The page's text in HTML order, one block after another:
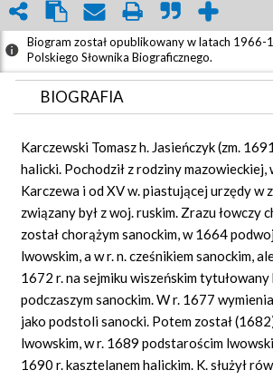
Biogram został opublikowany w latach 1966-
Polskiego Słownika Biograficznego.
BIOGRAFIA
GRAF POWIĄZAŃ
DYSKUSJA
Mapa
Karczewski Tomasz h. Jasieńczyk (zm.
halicki. Pochodził z rodziny mazowieckiej,
Karczewa i od XV w. piastującej urzędy w
związany był z woj. ruskim. Zrazu łowczy
został chorążym sanockim, w 1664
lwowskim, a w r. n. cześnikiem sanockim,
1672 r. na sejmiku wiszeńskim tytułowany
podczaszym sanockim. W r. 1677
jako podstoli sanocki. Potem został
lwowskim, w r. 1689 podstarościm
1690 r. kasztelanem halickim. K. służył